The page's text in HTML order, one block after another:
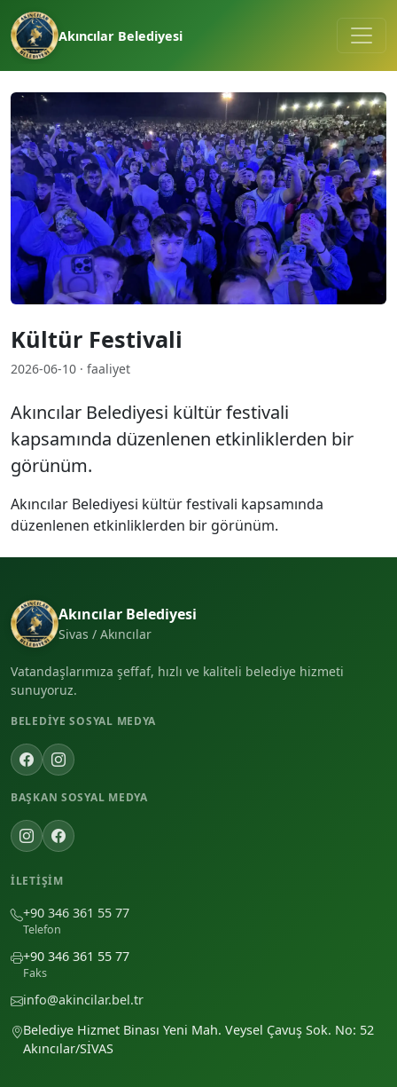
Akıncılar Belediyesi
Kültür Festivali
2026-06-10 · faaliyet
Akıncılar Belediyesi kültür festivali
kapsamında düzenlenen etkinliklerden bir
görünüm.
Akıncılar Belediyesi kültür festivali kapsamında
düzenlenen etkinliklerden bir görünüm.
Akıncılar Belediyesi
Sivas / Akıncılar
Vatandaşlarımıza şeffaf, hızlı ve kaliteli belediye hizmeti
sunuyoruz.
BELEDIYE SOSYAL MEDYA
BAŞKAN SOSYAL MEDYA
İLETIŞIM
+90 346 361 55 77
Telefon
+90 346 361 55 77
Faks
info@akincilar.bel.tr
Belediye Hizmet Binası Yeni Mah. Veysel Çavuş Sok. No: 52
Akıncılar/SİVAS